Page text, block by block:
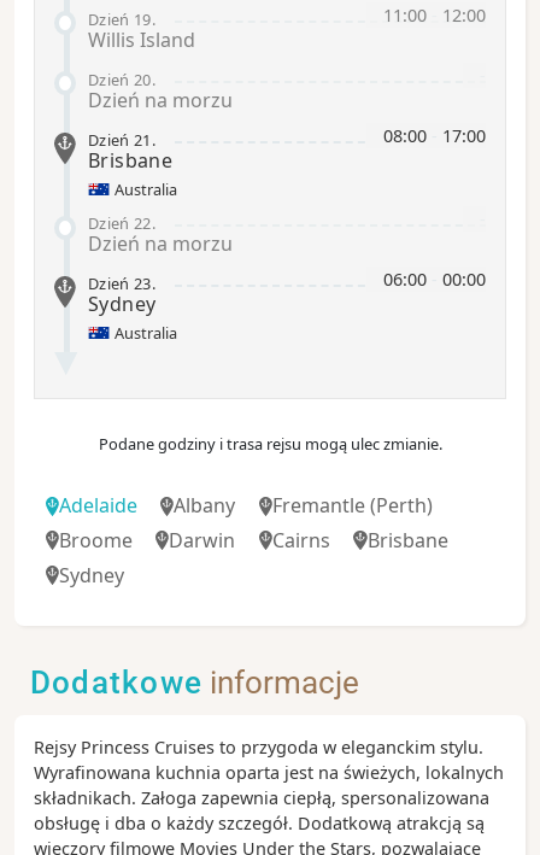
11:00 12:00
Dzień 19.
Willis Island
Dzień 20.
Dzień na morzu
08:00 17:00
Dzień 21 .
Brisbane
Australia
Dzień 22.
Dzień na morzu
06:00 00:00
Dzień 23.
Sydney
Australia
Podane godziny i trasa rejsu mogą ulec zmianie.
Adelaide Albany Fremantle(Perth)
Broome
Darwin Cairns
Brisbane
Sydney
Dodatkowe informacje
Rejsy Princess Cruises to przygoda w eleganckim stylu.
Wyrafinowana kuchnia oparta jest na świeżych, lokalnych
składnikach. Załoga zapewnia ciepłą, spersonalizowana
obsługę i dba o każdy szczegół. Dodatkową atrakcją są
wieczory filmowe Movies Under the Stars, pozwalające